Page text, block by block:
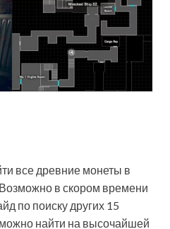
все древние монеты в
в скором времени
по поиску других 15
найти на высочайшей